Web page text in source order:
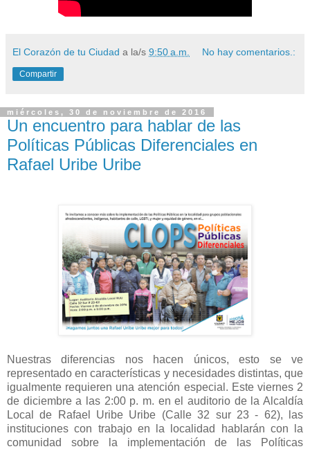
El Corazón de tu Ciudad a la/s 9:50 a.m. No hay comentarios.:
Compartir
miércoles, 30 de noviembre de 2016
Un encuentro para hablar de las
Políticas Públicas Diferenciales en
Rafael Uribe Uribe
Nuestras diferencias nos hacen únicos, esto se ve
representado en características y necesidades distintas, que
igualmente requieren una atención especial. Este viernes 2
de diciembre a las 2:00 p. m. en el auditorio de la Alcaldía
Local de Rafael Uribe Uribe (Calle 32 sur 23 - 62), las
instituciones con trabajo en la localidad hablarán con la
comunidad sobre la implementación de las Políticas